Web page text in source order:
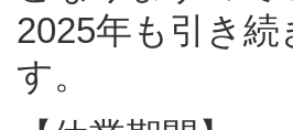
2025年も引き
す。